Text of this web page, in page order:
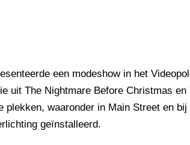
een modeshow in het
uit The Nightmare Before Christmas
plekken, waaronder in Main Street en
geïnstalleerd.